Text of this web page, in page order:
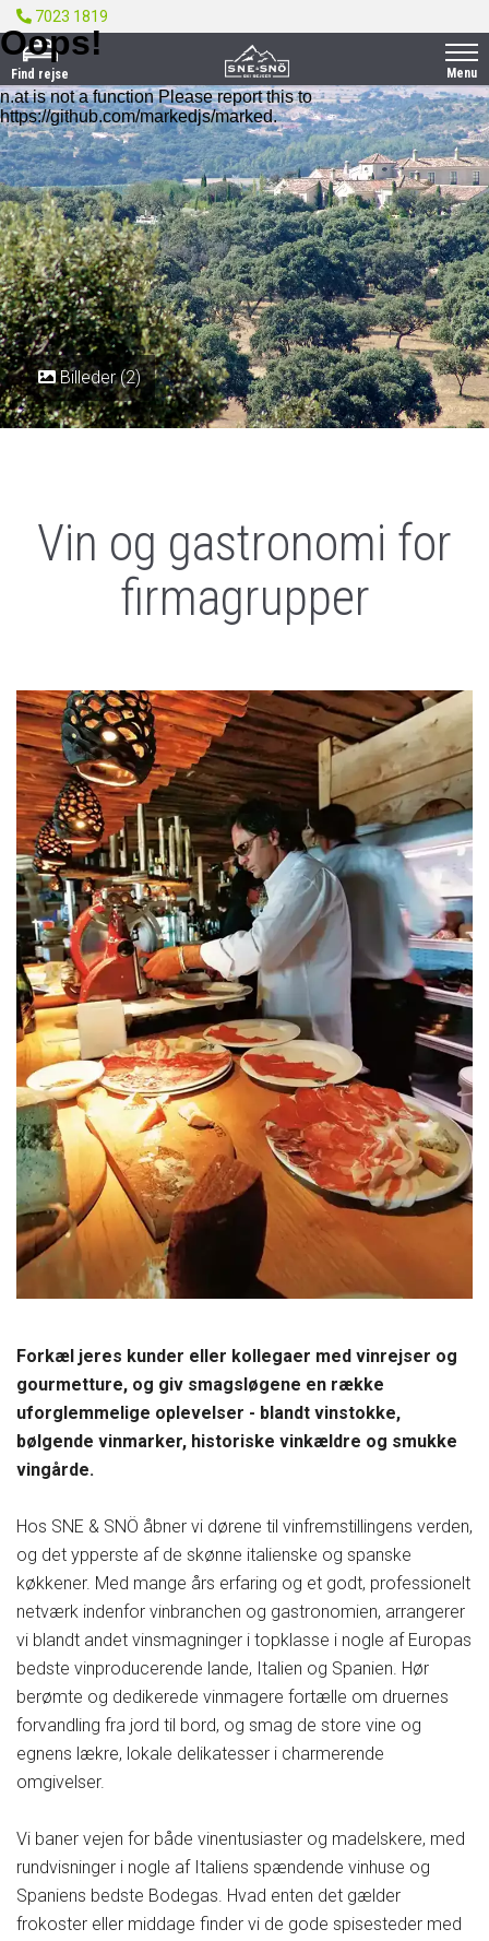
Billeder (2)
Vin og gastronomi for
firmagrupper
Forkæl jeres kunder eller kollegaer med vinrejser og
gourmetture, og giv smagsløgene en række
uforglemmelige oplevelser - blandt vinstokke,
bølgende vinmarker, historiske vinkældre og smukke
vingårde.
Hos SNE & SNÖ åbner vi dørene til vinfremstillingens verden,
og det ypperste af de skønne italienske og spanske
køkkener. Med mange års erfaring og et godt, professionelt
netværk indenfor vinbranchen og gastronomien, arrangerer
vi blandt andet vinsmagninger i topklasse i nogle af Europas
bedste vinproducerende lande, Italien og Spanien. Hør
berømte og dedikerede vinmagere fortælle om druernes
forvandling fra jord til bord, og smag de store vine og
egnens lækre, lokale delikatesser i charmerende
omgivelser.
Vi baner vejen for både vinentusiaster og madelskere, med
rundvisninger i nogle af Italiens spændende vinhuse og
Spaniens bedste Bodegas. Hvad enten det gælder
frokoster eller middage finder vi de gode spisesteder med
7023 1819
Menu
Find rejse